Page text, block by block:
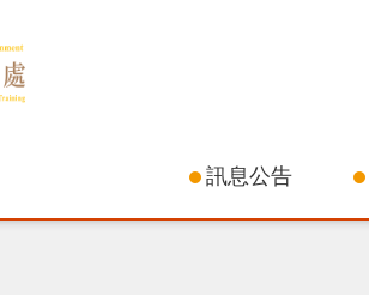
訊息公告